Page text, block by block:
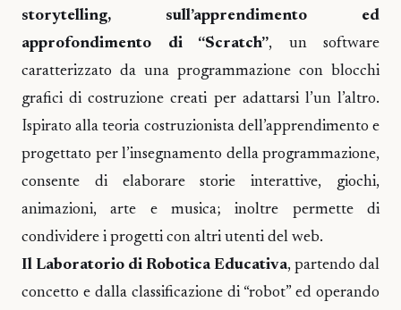
storytelling, sull’apprendimento ed
approfondimento di “Scratch”, un software
caratterizzato da una programmazione con blocchi
grafici di costruzione creati per adattarsi l’un l’altro.
Ispirato alla teoria costruzionista dell’apprendimento e
progettato per l’insegnamento della programmazione,
consente di elaborare storie interattive, giochi,
animazioni, arte e musica; inoltre permette di
condividere i progetti con altri utenti del web.
Il Laboratorio di Robotica Educativa, partendo dal
concetto e dalla classificazione di “robot” ed operando